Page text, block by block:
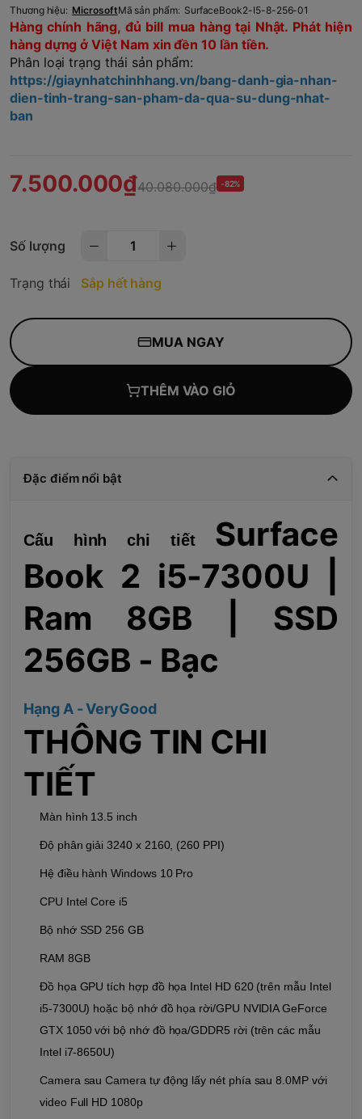
Thương hiệu: MicrosoftMã sản phẩm: SurfaceBook2-I5-8-256-01
Hàng chính hãng, đủ bill mua hàng tại Nhật. Phát hiện
hàng dựng ở Việt Nam xin đền 10 lần tiền.
Phân loại trạng thái sản phẩm:
https://giaynhatchinhhang.vn/bang-danh-gia-nhan-
dien-tinh-trang-san-pham-da-qua-su-dung-nhat-
ban
7.500.000₫40.080.000₫ -82%
Số lượng
Trạng thái Sắp hết hàng
MUA NGAY
THÊM VÀO GIỎ
Đặc điểm nổi bật
Cấu hình chi tiết Surface
Book 2 i5-7300U |
Ram 8GB | SSD
256GB - Bạc
Hạng A - VeryGood
THÔNG TIN CHI
TIẾT
Màn hình 13.5 inch
Độ phân giải 3240 x 2160, (260 PPI)
Hệ điều hành Windows 10 Pro
CPU Intel Core i5
Bộ nhớ SSD 256 GB
RAM 8GB
Đồ họa GPU tích hợp đồ họa Intel HD 620 (trên mẫu Intel
i5-7300U) hoặc bộ nhớ đồ họa rời/GPU NVIDIA GeForce
GTX 1050 với bộ nhớ đồ họa/GDDR5 rời (trên các mẫu
Intel i7-8650U)
Camera sau Camera tự động lấy nét phía sau 8.0MP với
video Full HD 1080p